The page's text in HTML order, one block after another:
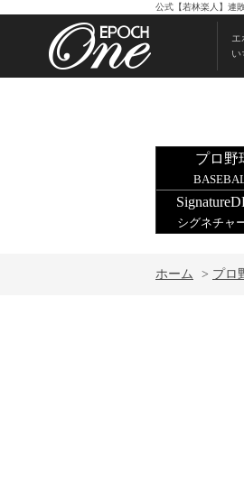
公式【若林楽人】連
い
プロ野
シグネチャ
ホーム > プロ